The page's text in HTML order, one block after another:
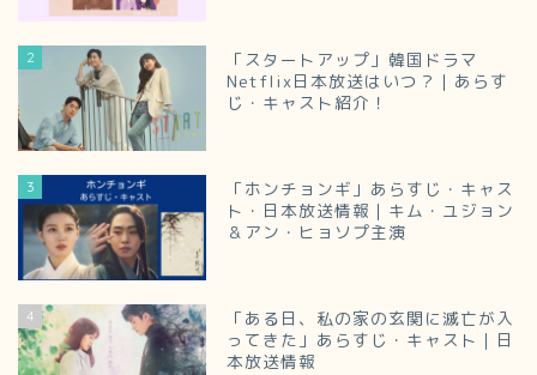
2
「スタートアップ」韓国ドラマ
Netflix日本放送はいつ？｜あらす
じ・キャスト紹介！
3
「ホンチョンギ」あらすじ・キャス
ト・日本放送情報｜キム・ユジョン
＆アン・ヒョソプ主演
4
「ある日、私の家の玄関に滅亡が入
ってきた」あらすじ・キャスト｜日
本放送情報